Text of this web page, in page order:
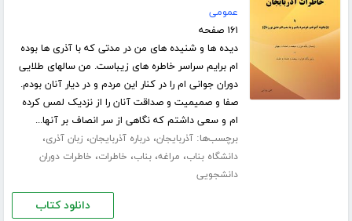
عمومی
۱۶۱ صفحه
دیده ها و شنیده های من در مدتی که با آذری ها بوده
ام برایم سراسر خاطره های زیباست. من سالهای طلایی
دوران جوانی ام را در کنار این مردم و در دیار آنان بودم.
صفا و صمیمیت و صداقت آنان را از نزدیک لمس کرده
ام و سعی داشتم که نگاهی از سر انصاف بر آنها...
برچسب‌ها:آذربایجان،درباره آذربایجان، زبان آذری،
دانشگاه بناب، مراغه،بناب، خاطرات، خاطرات دوران
دانشجویی
دانلود کتاب